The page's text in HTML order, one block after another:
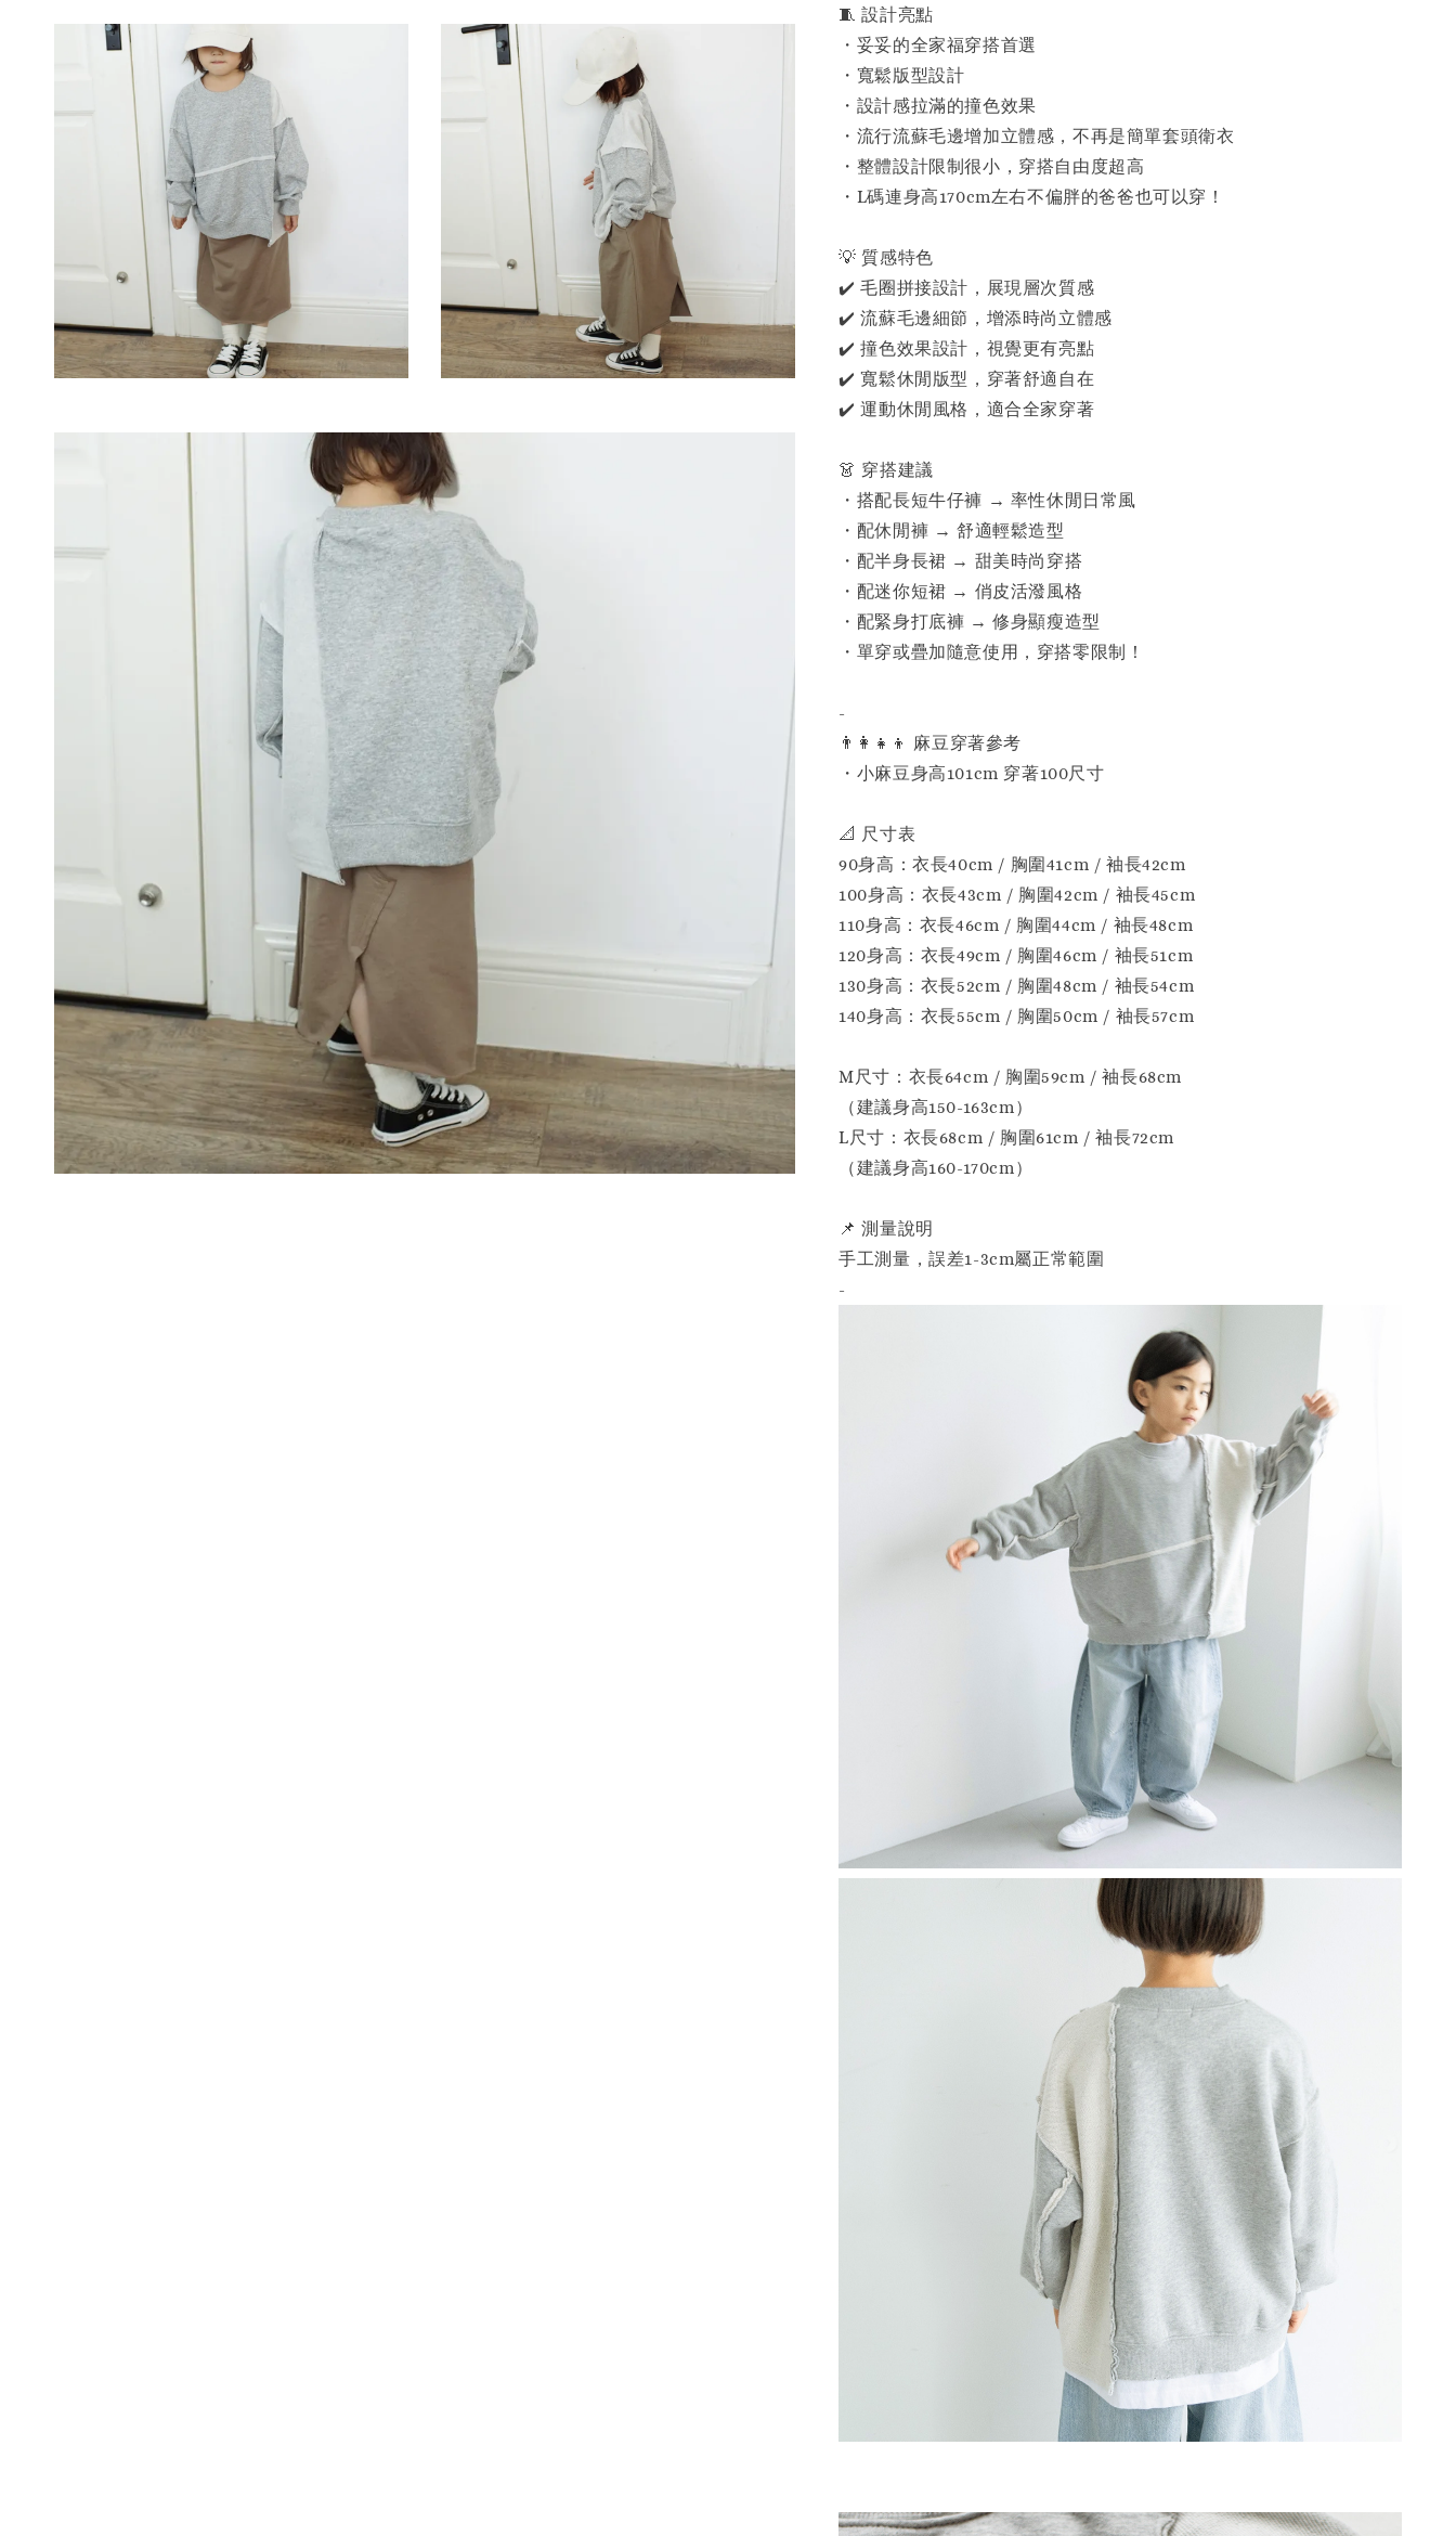
🧵 設計亮點
・妥妥的全家福穿搭首選
・寬鬆版型設計
・設計感拉滿的撞色效果
・流行流蘇毛邊增加立體感，不再是簡單套頭衛衣
・整體設計限制很小，穿搭自由度超高
・L碼連身高170cm左右不偏胖的爸爸也可以穿！
💡 質感特色
✔️ 毛圈拼接設計，展現層次質感
✔️ 流蘇毛邊細節，增添時尚立體感
✔️ 撞色效果設計，視覺更有亮點
✔️ 寬鬆休閒版型，穿著舒適自在
✔️ 運動休閒風格，適合全家穿著
👗 穿搭建議
・搭配長短牛仔褲 → 率性休閒日常風
・配休閒褲 → 舒適輕鬆造型
・配半身長裙 → 甜美時尚穿搭
・配迷你短裙 → 俏皮活潑風格
・配緊身打底褲 → 修身顯瘦造型
・單穿或疊加隨意使用，穿搭零限制！
-
👨‍👩‍👧‍👦 麻豆穿著參考
・小麻豆身高101cm 穿著100尺寸
📐 尺寸表
90身高：衣長40cm / 胸圍41cm / 袖長42cm
100身高：衣長43cm / 胸圍42cm / 袖長45cm
110身高：衣長46cm / 胸圍44cm / 袖長48cm
120身高：衣長49cm / 胸圍46cm / 袖長51cm
130身高：衣長52cm / 胸圍48cm / 袖長54cm
140身高：衣長55cm / 胸圍50cm / 袖長57cm
M尺寸：衣長64cm / 胸圍59cm / 袖長68cm
（建議身高150-163cm）
L尺寸：衣長68cm / 胸圍61cm / 袖長72cm
（建議身高160-170cm）
📌 測量說明
手工測量，誤差1-3cm屬正常範圍
-